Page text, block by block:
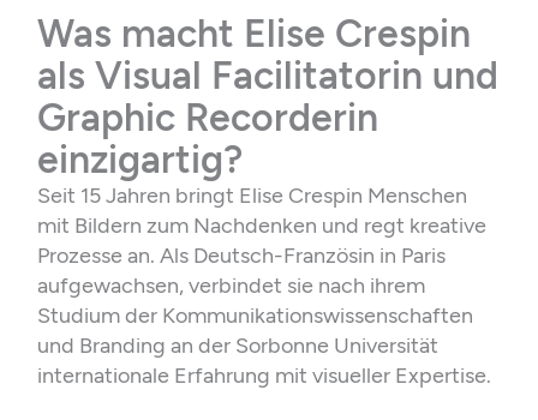
Was macht Elise Crespin
als Visual Facilitatorin und
Graphic Recorderin
einzigartig?
Seit 15 Jahren bringt Elise Crespin Menschen
mit Bildern zum Nachdenken und regt kreative
Prozesse an. Als Deutsch-Französin in Paris
aufgewachsen, verbindet sie nach ihrem
Studium der Kommunikationswissenschaften
und Branding an der Sorbonne Universität
internationale Erfahrung mit visueller Expertise.